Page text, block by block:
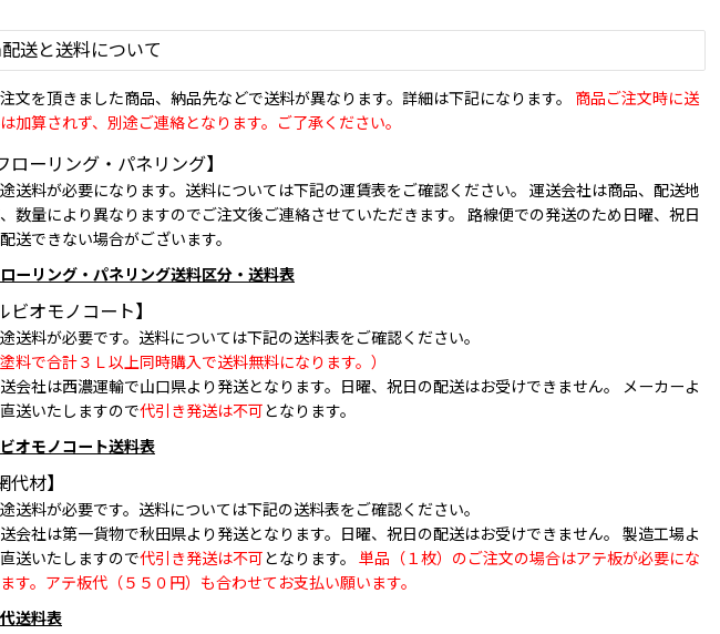
送と送料について
文を頂きました商品、納品先などで送料が異なります。詳細は下記になります。 商品ご注文時に送
加算されず、別途ご連絡となります。ご了承ください。
ローリング・パネリング】
送料が必要になります。送料については下記の運賃表をご確認ください。 運送会社は商品、配送地
数量により異なりますのでご注文後ご連絡させていただきます。 路線便での発送のため日曜、祝日
送できない場合がございます。
ーリング・パネリング送料区分・送料表
ビオモノコート】
送料が必要です。送料については下記の送料表をご確認ください。
塗料で合計３Ｌ以上同時購入で送料無料になります。）
会社は西濃運輸で山口県より発送となります。日曜、祝日の配送はお受けできません。 メーカーよ
直送いたしますので代引き発送は不可となります。
オモノコート送料表
代材】
送料が必要です。送料については下記の送料表をご確認ください。
会社は第一貨物で秋田県より発送となります。日曜、祝日の配送はお受けできません。 製造工場よ
直送いたしますので代引き発送は不可となります。 単品（１枚）のご注文の場合はアテ板が必要にな
す。アテ板代（５５０円）も合わせてお支払い願います。
送料表